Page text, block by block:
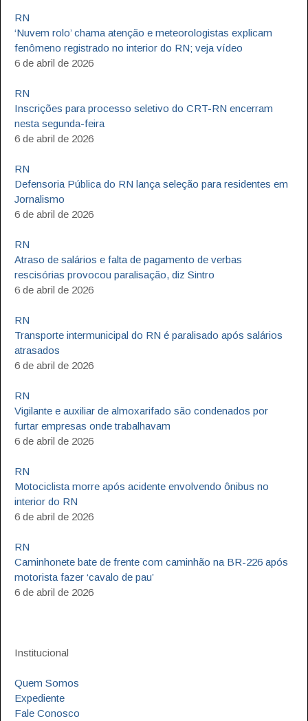
RN
‘Nuvem rolo’ chama atenção e meteorologistas explicam
fenômeno registrado no interior do RN; veja vídeo
6 de abril de 2026
RN
Inscrições para processo seletivo do CRT-RN encerram
nesta segunda-feira
6 de abril de 2026
RN
Defensoria Pública do RN lança seleção para residentes em
Jornalismo
6 de abril de 2026
RN
Atraso de salários e falta de pagamento de verbas
rescisórias provocou paralisação, diz Sintro
6 de abril de 2026
RN
Transporte intermunicipal do RN é paralisado após salários
atrasados
6 de abril de 2026
RN
Vigilante e auxiliar de almoxarifado são condenados por
furtar empresas onde trabalhavam
6 de abril de 2026
RN
Motociclista morre após acidente envolvendo ônibus no
interior do RN
6 de abril de 2026
RN
Caminhonete bate de frente com caminhão na BR-226 após
motorista fazer ‘cavalo de pau’
6 de abril de 2026
Institucional
Quem Somos
Expediente
Fale Conosco